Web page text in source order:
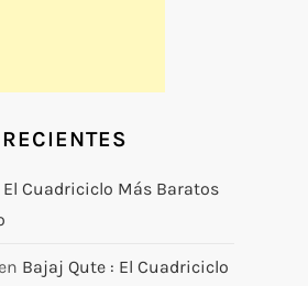
Cuadriciclo Más Baratos
Bajaj Qute : El Cuadriciclo